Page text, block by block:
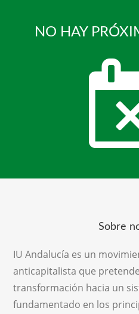
NO HAY
Sobre
IU Andalucía es un
anticapitalista que
transformación hacia un
fundamentado en los